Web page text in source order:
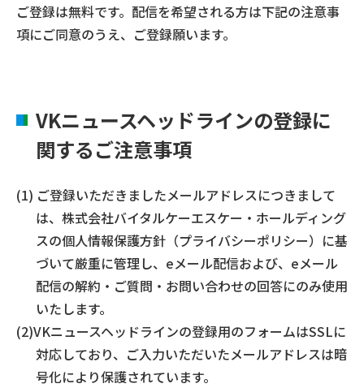
ご登録は無料です。配信を希望される方は下記の注意事
項にご同意のうえ、ご登録願います。
VKニュースヘッドラインの登録に
関するご注意事項
ご登録いただきましたメールアドレスにつきまして
は、株式会社バイタルケーエスケー・ホールディング
スの個人情報保護方針（プライバシーポリシー）に基
づいて厳重に管理し、eメール配信および、eメール
配信の解約・ご質問・お問い合わせの回答にのみ使用
いたします。
VKニュースヘッドラインの登録用のフォームはSSLに
対応しており、ご入力いただいたメールアドレスは暗
号化により保護されています。